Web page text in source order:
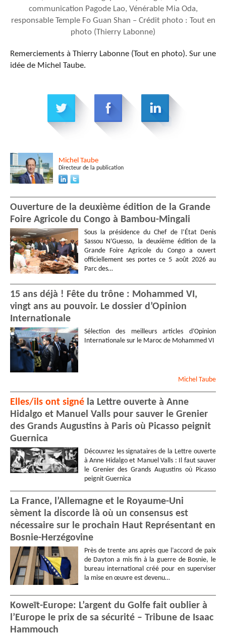
communication Pagode Lao, Vénérable Mia Oda,
responsable Temple Fo Guan Shan – Crédit photo : Tout en
photo (Thierry Labonne)
Remerciements à Thierry Labonne (Tout en photo). Sur une
idée de Michel Taube.
Michel Taube
Directeur de la publication
Ouverture de la deuxième édition de la Grande
Foire Agricole du Congo à Bambou-Mingali
Sous la présidence du Chef de l’État Denis
Sassou N’Guesso, la deuxième édition de la
Grande Foire Agricole du Congo a ouvert
officiellement ses portes ce 5 août 2026 au
Parc des…
15 ans déjà ! Fête du trône : Mohammed VI,
vingt ans au pouvoir. Le dossier d’Opinion
Internationale
Sélection des meilleurs articles d’Opinion
Internationale sur le Maroc de Mohammed VI
Michel Taube
Elles/ils ont signé la Lettre ouverte à Anne
Hidalgo et Manuel Valls pour sauver le Grenier
des Grands Augustins à Paris où Picasso peignit
Guernica
Découvrez les signataires de la Lettre ouverte
à Anne Hidalgo et Manuel Valls : Il faut sauver
le Grenier des Grands Augustins où Picasso
peignit Guernica
La France, l’Allemagne et le Royaume-Uni
sèment la discorde là où un consensus est
nécessaire sur le prochain Haut Représentant en
Bosnie-Herzégovine
Près de trente ans après que l’accord de paix
de Dayton a mis fin à la guerre de Bosnie, le
bureau international créé pour en superviser
la mise en œuvre est devenu…
Koweït-Europe: L’argent du Golfe fait oublier à
l’Europe le prix de sa sécurité – Tribune de Isaac
Hammouch